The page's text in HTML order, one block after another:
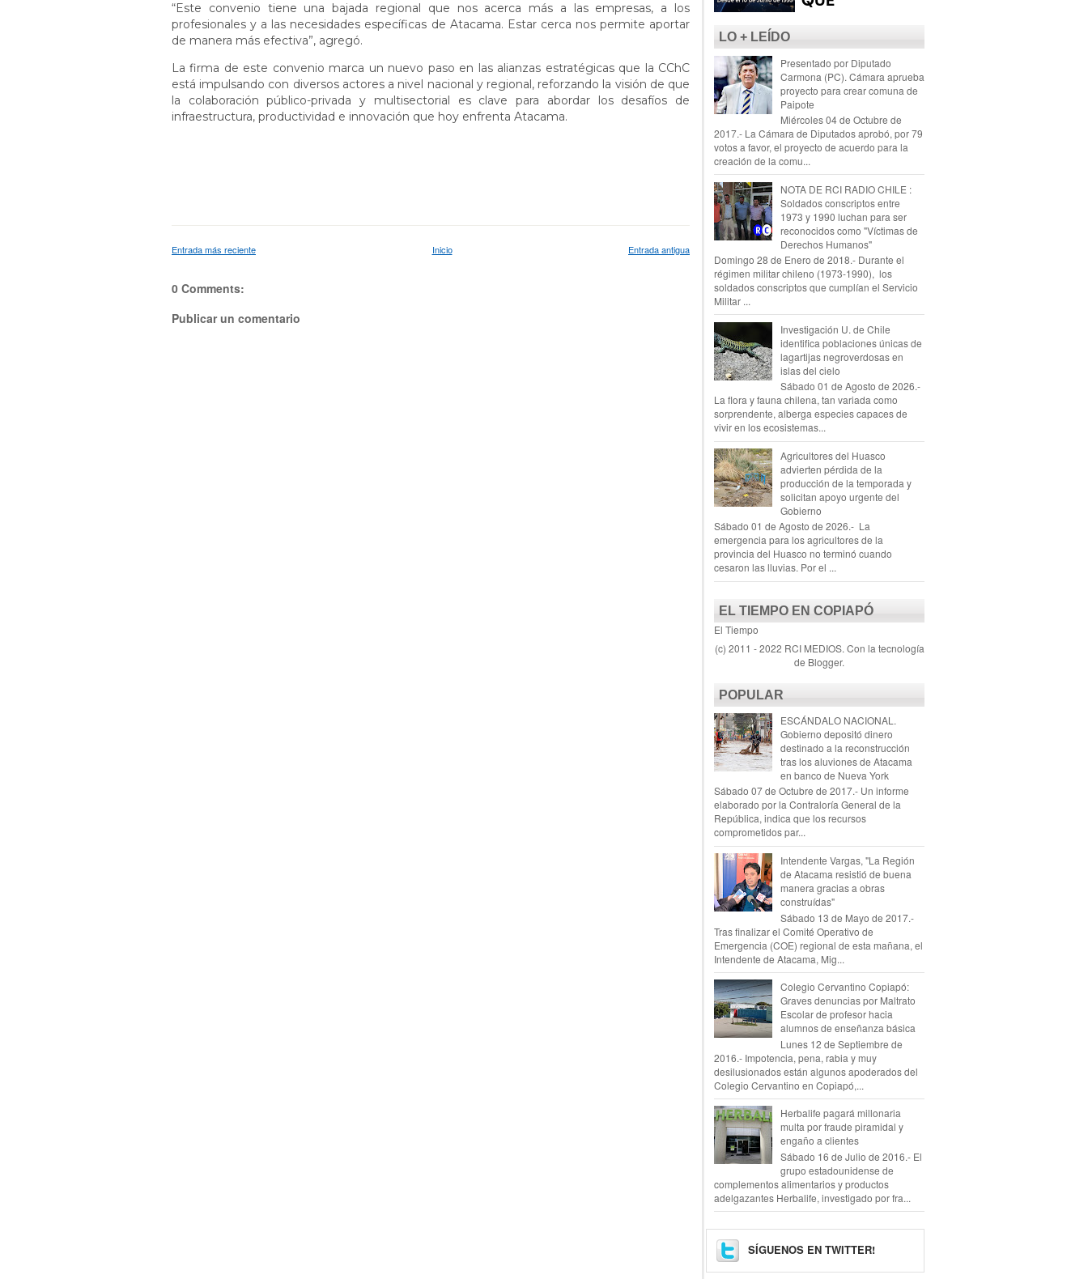
“Este convenio tiene una bajada regional que nos acerca más a las empresas, a los
profesionales y a las necesidades específicas de Atacama. Estar cerca nos permite aportar
de manera más efectiva”, agregó.
La firma de este convenio marca un nuevo paso en las alianzas estratégicas que la CChC
está impulsando con diversos actores a nivel nacional y regional, reforzando la visión de que
la colaboración público-privada y multisectorial es clave para abordar los desafíos de
infraestructura, productividad e innovación que hoy enfrenta Atacama.
Entrada más reciente Entrada antigua
Inicio
0 Comments:
Publicar un comentario
LO + LEÍDO
Presentado por Diputado
Carmona (PC). Cámara aprueba
proyecto para crear comuna de
Paipote
Miércoles 04 de Octubre de
2017.- La Cámara de Diputados aprobó, por 79
votos a favor, el proyecto de acuerdo para la
creación de la comu...
NOTA DE RCI RADIO CHILE :
Soldados conscriptos entre
1973 y 1990 luchan para ser
reconocidos como "Víctimas de
Derechos Humanos"
Domingo 28 de Enero de 2018.- Durante el
régimen militar chileno (1973-1990), los
soldados conscriptos que cumplían el Servicio
Militar ...
Investigación U. de Chile
identifica poblaciones únicas de
lagartijas negroverdosas en
islas del cielo
Sábado 01 de Agosto de 2026.-
La flora y fauna chilena, tan variada como
sorprendente, alberga especies capaces de
vivir en los ecosistemas...
Agricultores del Huasco
advierten pérdida de la
producción de la temporada y
solicitan apoyo urgente del
Gobierno
Sábado 01 de Agosto de 2026.- La
emergencia para los agricultores de la
provincia del Huasco no terminó cuando
cesaron las lluvias. Por el ...
EL TIEMPO EN COPIAPÓ
El Tiempo
(c) 2011 - 2022 RCI MEDIOS. Con la tecnología
de Blogger.
POPULAR
ESCÁNDALO NACIONAL.
Gobierno depositó dinero
destinado a la reconstrucción
tras los aluviones de Atacama
en banco de Nueva York
Sábado 07 de Octubre de 2017.- Un informe
elaborado por la Contraloría General de la
República, indica que los recursos
comprometidos par...
Intendente Vargas, "La Región
de Atacama resistió de buena
manera gracias a obras
construídas"
Sábado 13 de Mayo de 2017.-
Tras finalizar el Comité Operativo de
Emergencia (COE) regional de esta mañana, el
Intendente de Atacama, Mig...
Colegio Cervantino Copiapó:
Graves denuncias por Maltrato
Escolar de profesor hacia
alumnos de enseñanza básica
Lunes 12 de Septiembre de
2016.- Impotencia, pena, rabia y muy
desilusionados están algunos apoderados del
Colegio Cervantino en Copiapó,...
Herbalife pagará millonaria
multa por fraude piramidal y
engaño a clientes
Sábado 16 de Julio de 2016.- El
grupo estadounidense de
complementos alimentarios y productos
adelgazantes Herbalife, investigado por fra...
SÍGUENOS EN TWITTER!